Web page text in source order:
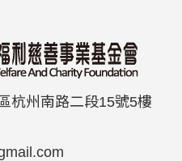
杭州南路二段15號5樓